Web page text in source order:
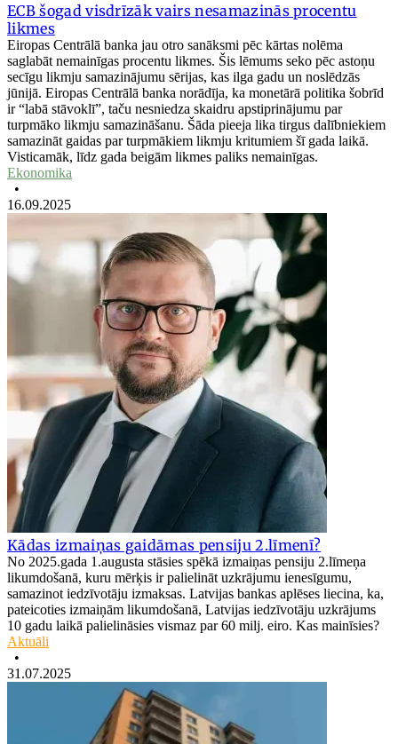
ECB šogad visdrīzāk vairs nesamazinās procentu
likmes
Eiropas Centrālā banka jau otro sanāksmi pēc kārtas nolēma
saglabāt nemainīgas procentu likmes. Šis lēmums seko pēc astoņu
secīgu likmju samazinājumu sērijas, kas ilga gadu un noslēdzās
jūnijā. Eiropas Centrālā banka norādīja, ka monetārā politika šobrīd
ir “labā stāvoklī”, taču nesniedza skaidru apstiprinājumu par
turpmāko likmju samazināšanu. Šāda pieeja lika tirgus dalībniekiem
samazināt gaidas par turpmākiem likmju kritumiem šī gada laikā.
Visticamāk, līdz gada beigām likmes paliks nemainīgas.
Ekonomika
•
16.09.2025
Kādas izmaiņas gaidāmas pensiju 2.līmenī?
No 2025.gada 1.augusta stāsies spēkā izmaiņas pensiju 2.līmeņa
likumdošanā, kuru mērķis ir palielināt uzkrājumu ienesīgumu,
samazinot iedzīvotāju izmaksas. Latvijas bankas aplēses liecina, ka,
pateicoties izmaiņām likumdošanā, Latvijas iedzīvotāju uzkrājums
10 gadu laikā palielināsies vismaz par 60 milj. eiro. Kas mainīsies?
Aktuāli
•
31.07.2025